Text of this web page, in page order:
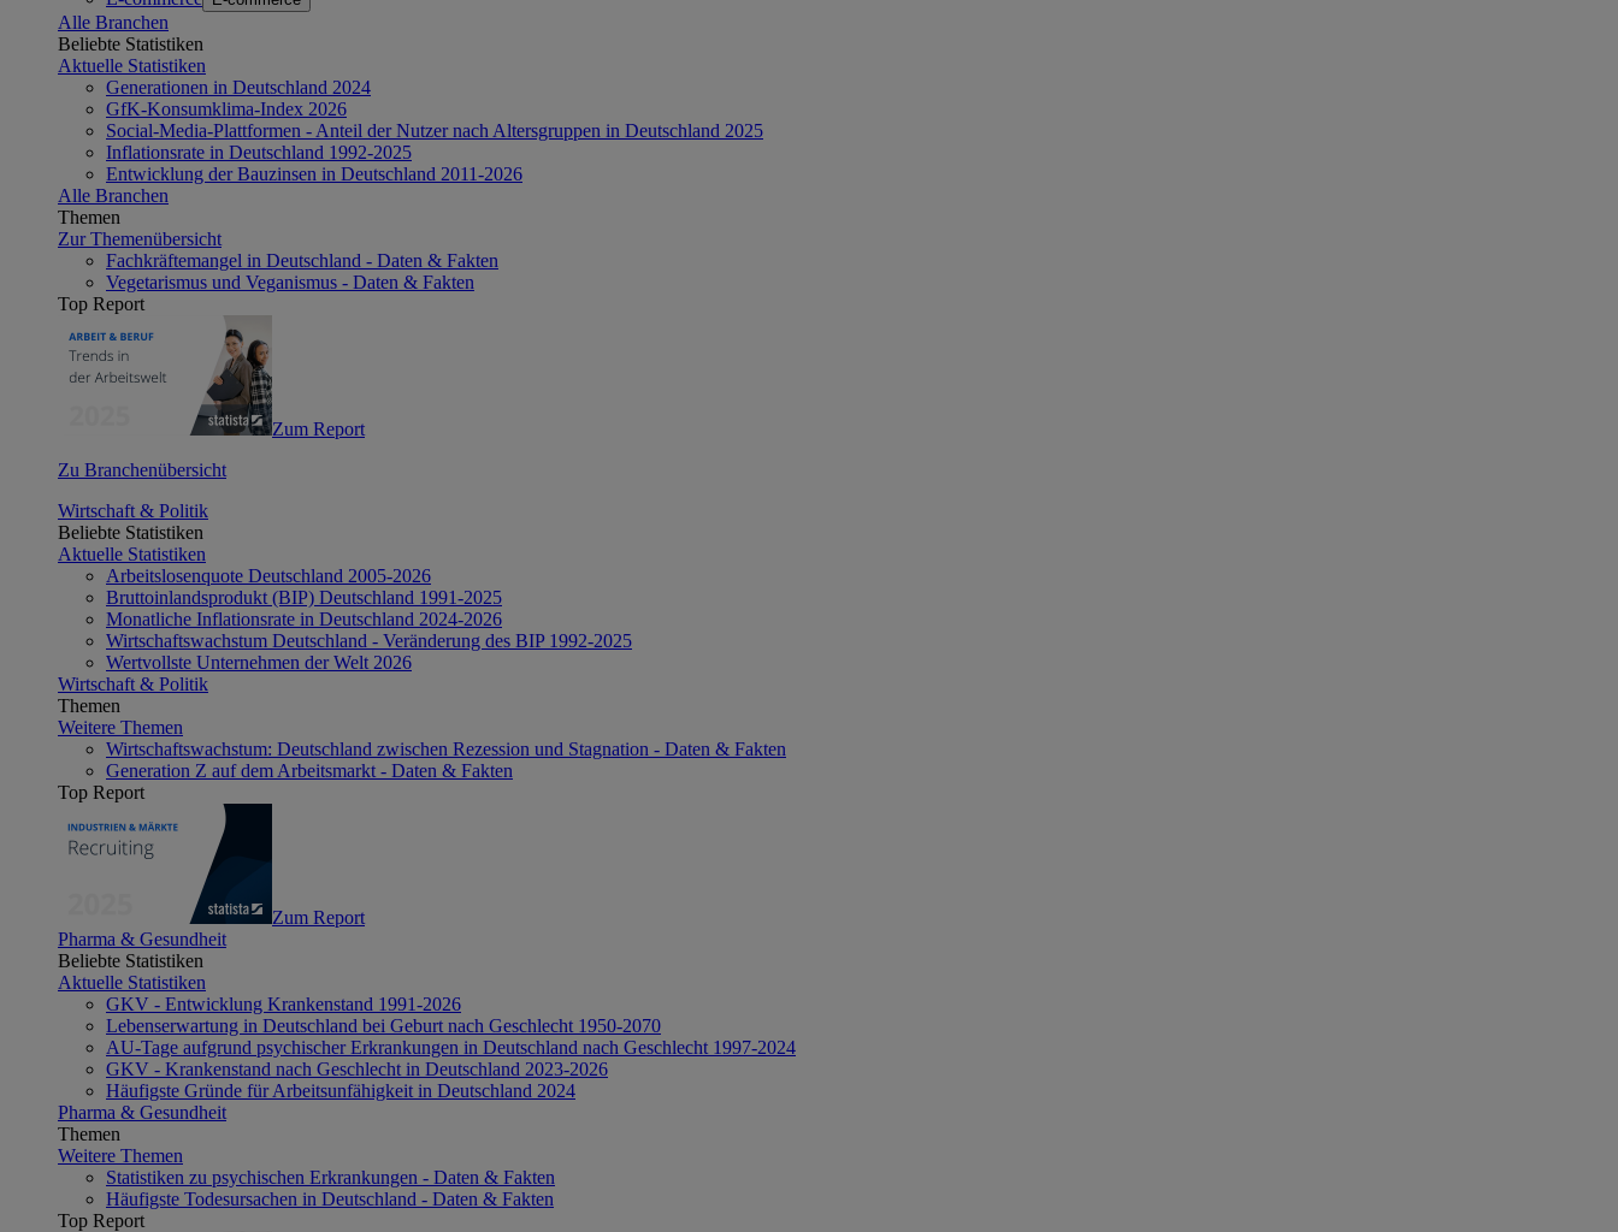
Alle Branchen
Beliebte Statistiken
Aktuelle Statistiken
Generationen in Deutschland 2024
GfK-Konsumklima-Index 2026
Social-Media-Plattformen - Anteil der Nutzer nach Altersgruppen in Deutschland 2025
Inflationsrate in Deutschland 1992-2025
Entwicklung der Bauzinsen in Deutschland 2011-2026
Alle Branchen
Themen
Zur Themenübersicht
Fachkräftemangel in Deutschland - Daten & Fakten
Vegetarismus und Veganismus - Daten & Fakten
Top Report
Zum Report
Zu Branchenübersicht
Wirtschaft & Politik
Beliebte Statistiken
Aktuelle Statistiken
Arbeitslosenquote Deutschland 2005-2026
Bruttoinlandsprodukt (BIP) Deutschland 1991-2025
Monatliche Inflationsrate in Deutschland 2024-2026
Wirtschaftswachstum Deutschland - Veränderung des BIP 1992-2025
Wertvollste Unternehmen der Welt 2026
Wirtschaft & Politik
Themen
Weitere Themen
Wirtschaftswachstum: Deutschland zwischen Rezession und Stagnation - Daten & Fakten
Generation Z auf dem Arbeitsmarkt - Daten & Fakten
Top Report
Zum Report
Pharma & Gesundheit
Beliebte Statistiken
Aktuelle Statistiken
GKV - Entwicklung Krankenstand 1991-2026
Lebenserwartung in Deutschland bei Geburt nach Geschlecht 1950-2070
AU-Tage aufgrund psychischer Erkrankungen in Deutschland nach Geschlecht 1997-2024
GKV - Krankenstand nach Geschlecht in Deutschland 2023-2026
Häufigste Gründe für Arbeitsunfähigkeit in Deutschland 2024
Pharma & Gesundheit
Themen
Weitere Themen
Statistiken zu psychischen Erkrankungen - Daten & Fakten
Häufigste Todesursachen in Deutschland - Daten & Fakten
Top Report